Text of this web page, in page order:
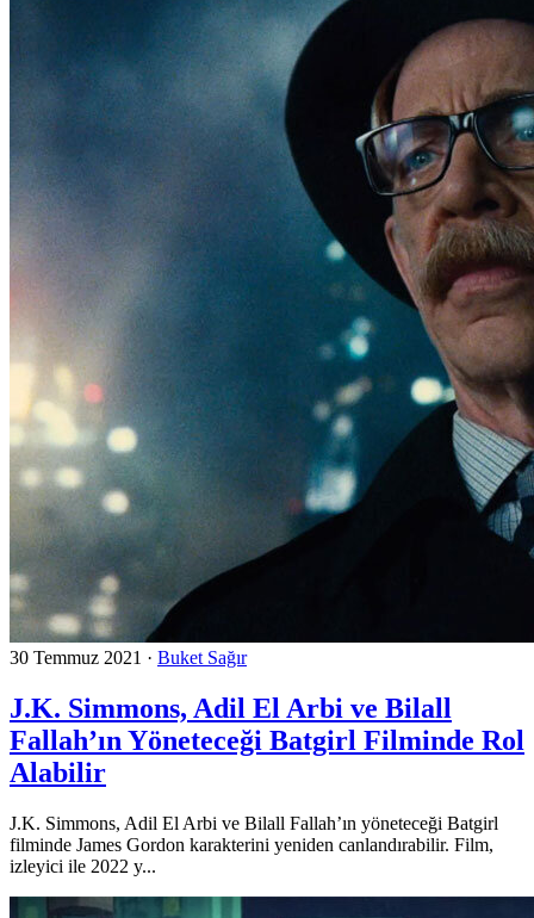
30 Temmuz 2021 · Buket Sağır
J.K. Simmons, Adil El Arbi ve Bilall
Fallah’ın Yöneteceği Batgirl Filminde Rol
Alabilir
J.K. Simmons, Adil El Arbi ve Bilall Fallah’ın yöneteceği Batgirl
filminde James Gordon karakterini yeniden canlandırabilir. Film,
izleyici ile 2022 y...